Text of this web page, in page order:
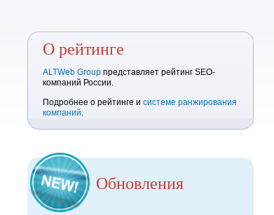
О рейтинге
ALTWeb Group представляет рейтинг SEO-
компаний России.
Подробнее о рейтинге и системе ранжирования
компаний.
Обновления